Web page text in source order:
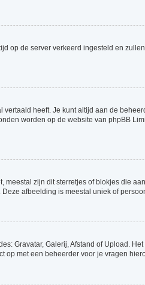
op de server verkeerd ingesteld en
heeft. Je kunt altijd aan de
worden op de website van phpBB
zijn dit sterretjes of blokjes die
afbeelding is meestal uniek of
Gravatar, Galerij, Afstand of Upload.
op met een beheerder voor je vragen